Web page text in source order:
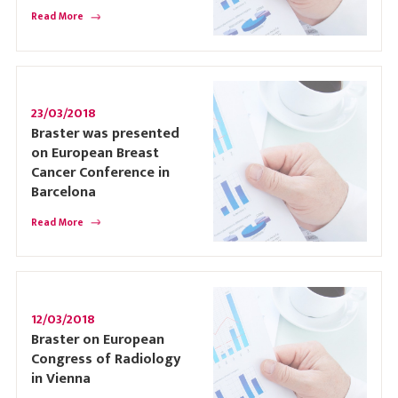
Read More
23/03/2018
Braster was presented
on European Breast
Cancer Conference in
Barcelona
Read More
12/03/2018
Braster on European
Congress of Radiology
in Vienna